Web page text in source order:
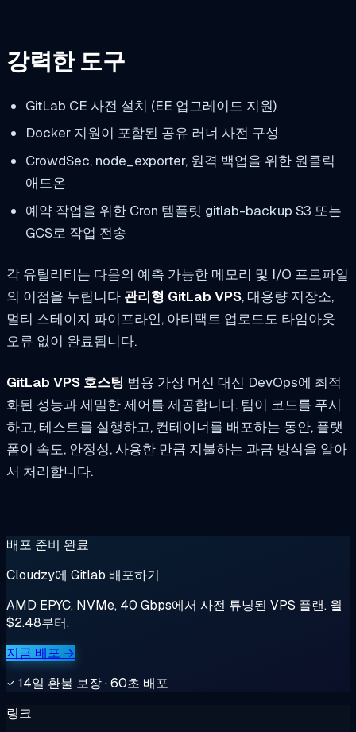
강력한 도구
GitLab CE 사전 설치 (EE 업그레이드 지원)
Docker 지원이 포함된 공유 러너 사전 구성
CrowdSec, node_exporter, 원격 백업을 위한 원클릭
애드온
예약 작업을 위한 Cron 템플릿 gitlab-backup S3 또는
GCS로 작업 전송
각 유틸리티는 다음의 예측 가능한 메모리 및 I/O 프로파일
의 이점을 누립니다 관리형 GitLab VPS, 대용량 저장소,
멀티 스테이지 파이프라인, 아티팩트 업로드도 타임아웃
오류 없이 완료됩니다.
GitLab VPS 호스팅 범용 가상 머신 대신 DevOps에 최적
화된 성능과 세밀한 제어를 제공합니다. 팀이 코드를 푸시
하고, 테스트를 실행하고, 컨테이너를 배포하는 동안, 플랫
폼이 속도, 안정성, 사용한 만큼 지불하는 과금 방식을 알아
서 처리합니다.
배포 준비 완료
Cloudzy에 Gitlab 배포하기
AMD EPYC, NVMe, 40 Gbps에서 사전 튜닝된 VPS 플랜. 월
$2.48부터.
지금 배포 →
14일 환불 보장 · 60초 배포
링크